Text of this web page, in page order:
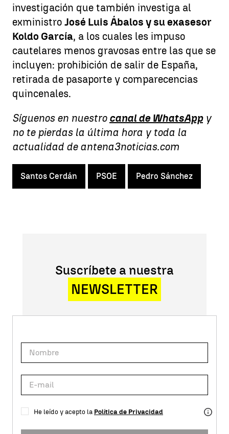
investigación que también investiga al
exministro José Luis Ábalos y su exasesor
Koldo García, a los cuales les impuso
cautelares menos gravosas entre las que se
incluyen: prohibición de salir de España,
retirada de pasaporte y comparecencias
quincenales.
Síguenos en nuestro canal de WhatsAppy
no te pierdas la última hora y toda la
actualidad de antena3noticias.com
Santos Cerdán PSOE Pedro Sánchez
Suscríbete a nuestra
NEWSLETTER
He leído y acepto la Política de Privacidad